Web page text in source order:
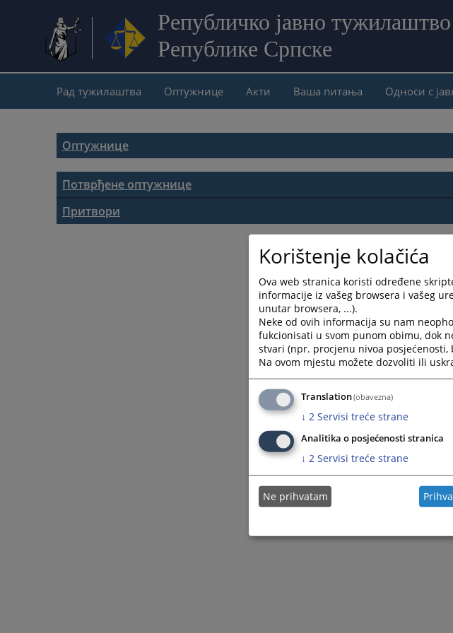
Републичко јавно тужилаштво
Републике Српске
Рад тужилаштва Оптужнице Акти Ваша питања Односи с
Оптужнице
Потврђене оптужнице
Оптужнице
Притвори
Korištenje kolačića
Ova web stranica koristi određene
informacije iz vašeg browsera i vašeg
unutar browsera, ...).
Neke od ovih informacija su nam
fukcionisati u svom punom obimu, dok
stvari (npr. procjenu nivoa posjećenosti,
Na ovom mjestu možete dozvoliti ili
Translation(obavezna)
↓ 2 Servisi treće strane
Analitika o posjećenosti stranica
↓ 2 Servisi treće strane
Ne prihvatam